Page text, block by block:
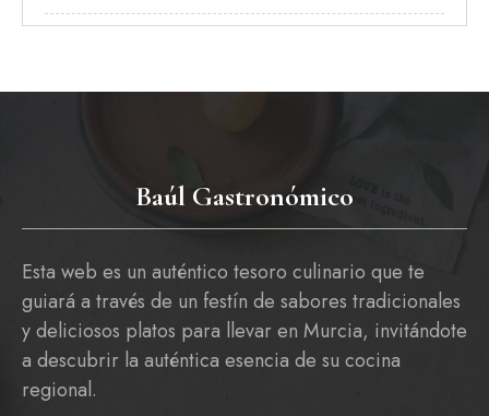
Baúl Gastronómico
Esta web es un auténtico tesoro culinario que te
guiará a través de un festín de sabores tradicionales
y deliciosos platos para llevar en Murcia, invitándote
a descubrir la auténtica esencia de su cocina
regional.